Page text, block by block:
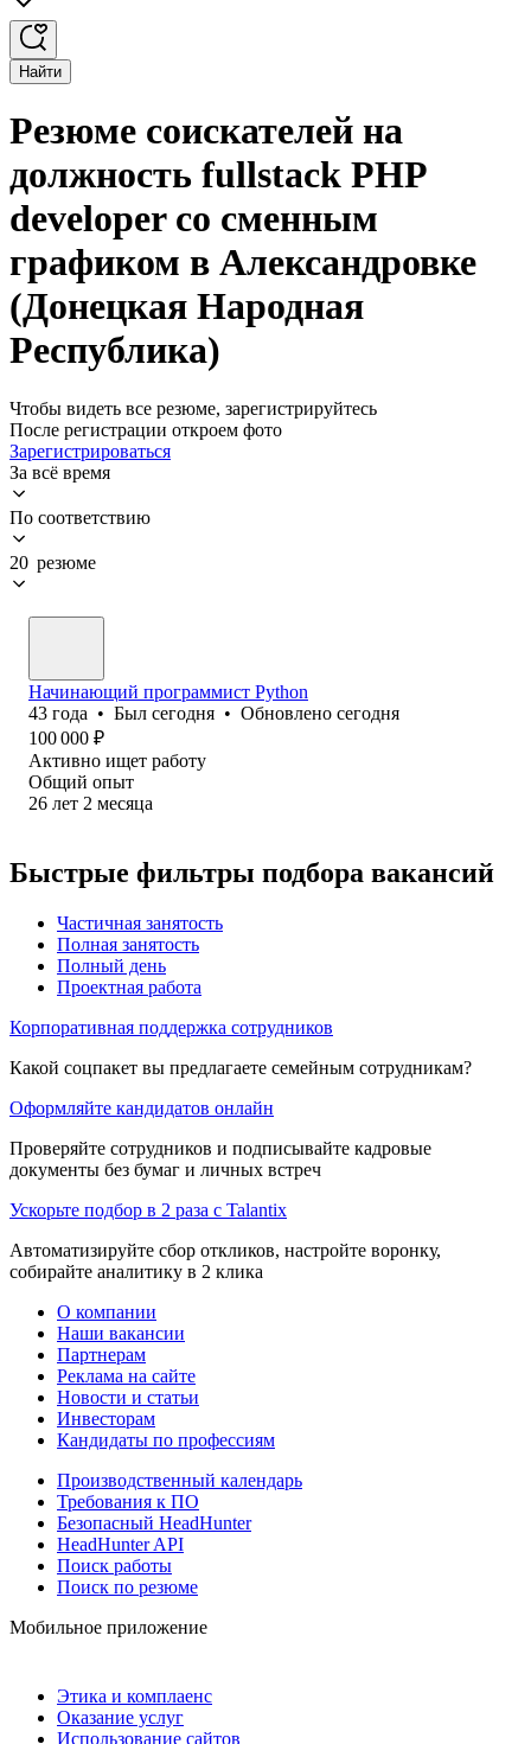
Найти
Резюме соискателей на
должность fullstack PHP
developer со сменным
графиком в Александровке
(Донецкая Народная
Республика)
Чтобы видеть все резюме, зарегистрируйтесь
После регистрации откроем фото
Зарегистрироваться
За всё время
По соответствию
20 резюме
Начинающий программист Python
43 года • Был сегодня • Обновлено сегодня
100 000 ₽
Активно ищет работу
Общий опыт
26 лет 2 месяца
Быстрые фильтры подбора вакансий
Частичная занятость
Полная занятость
Полный день
Проектная работа
Корпоративная поддержка сотрудников
Какой соцпакет вы предлагаете семейным сотрудникам?
Оформляйте кандидатов онлайн
Проверяйте сотрудников и подписывайте кадровые
документы без бумаг и личных встреч
Ускорьте подбор в 2 раза с Talantix
Автоматизируйте сбор откликов, настройте воронку,
собирайте аналитику в 2 клика
О компании
Наши вакансии
Партнерам
Реклама на сайте
Новости и статьи
Инвесторам
Кандидаты по профессиям
Производственный календарь
Требования к ПО
Безопасный HeadHunter
HeadHunter API
Поиск работы
Поиск по резюме
Мобильное приложение
Этика и комплаенс
Оказание услуг
Использование сайтов